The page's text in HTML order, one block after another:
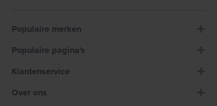
Populaire merken
Populaire pagina's
Klantenservice
Over ons